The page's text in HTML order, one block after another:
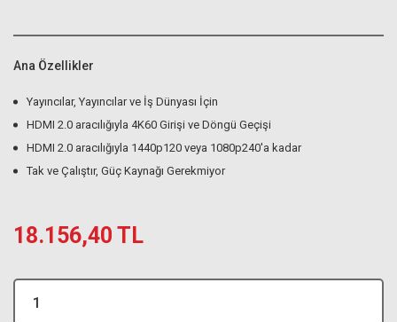
Ana Özellikler
Yayıncılar, Yayıncılar ve İş Dünyası İçin
HDMI 2.0 aracılığıyla 4K60 Girişi ve Döngü Geçişi
HDMI 2.0 aracılığıyla 1440p120 veya 1080p240'a kadar
Tak ve Çalıştır, Güç Kaynağı Gerekmiyor
18.156,40 TL